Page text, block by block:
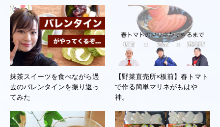
抹茶スイーツを食べながら過
去のバレンタインを振り返っ
てみた
【野菜直売所×板前】春トマト
で作る簡単マリネがもはや
神。